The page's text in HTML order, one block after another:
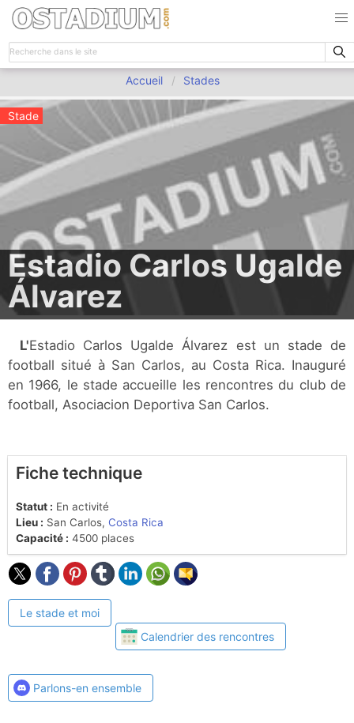
Accueil Stades
Stade
Estadio Carlos Ugalde
Álvarez
L'Estadio Carlos Ugalde Álvarez est un stade de
football situé à San Carlos, au Costa Rica. Inauguré
en 1966, le stade accueille les rencontres du club de
football, Asociacion Deportiva San Carlos.
Fiche technique
Statut : En activité
Lieu : San Carlos, Costa Rica
Capacité : 4500 places
Le stade et moi
Calendrier des rencontres
Parlons-en ensemble